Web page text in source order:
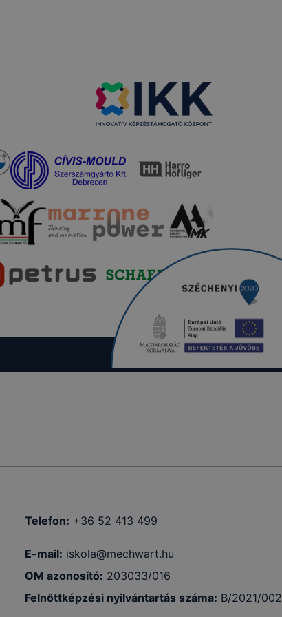
Telefon: +36 52 413 499
E-mail: iskola@mechwart.hu
OM azonosító: 203033/016
Felnőttképzési nyilvántartás száma: B/2021/